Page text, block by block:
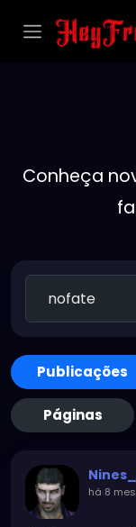
Conheça
Publicações
Páginas
há 8